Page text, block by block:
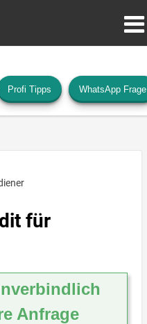
Profi Tipps WhatsApp Frage
für
Anfrage